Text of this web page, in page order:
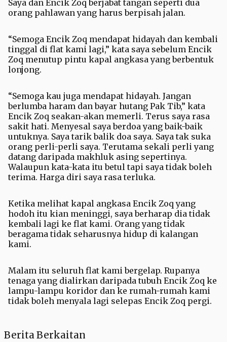
Saya dan Encik Zoq berjabat tangan seperti dua
orang pahlawan yang harus berpisah jalan.
“Semoga Encik Zoq mendapat hidayah dan kembali
tinggal di flat kami lagi,” kata saya sebelum Encik
Zoq menutup pintu kapal angkasa yang berbentuk
lonjong.
“Semoga kau juga mendapat hidayah. Jangan
berlumba haram dan bayar hutang Pak Tib,” kata
Encik Zoq seakan-akan memerli. Terus saya rasa
sakit hati. Menyesal saya berdoa yang baik-baik
untuknya. Saya tarik balik doa saya. Saya tak suka
orang perli-perli saya. Terutama sekali perli yang
datang daripada makhluk asing sepertinya.
Walaupun kata-kata itu betul tapi saya tidak boleh
terima. Harga diri saya rasa terluka.
Ketika melihat kapal angkasa Encik Zoq yang
hodoh itu kian meninggi, saya berharap dia tidak
kembali lagi ke flat kami. Orang yang tidak
beragama tidak seharusnya hidup di kalangan
kami.
Malam itu seluruh flat kami bergelap. Rupanya
tenaga yang dialirkan daripada tubuh Encik Zoq ke
lampu-lampu koridor dan ke rumah-rumah kami
tidak boleh menyala lagi selepas Encik Zoq pergi.
Berita Berkaitan